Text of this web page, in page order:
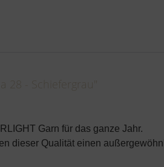
LIGHT Garn für das ganze Jahr.
dieser Qualität einen